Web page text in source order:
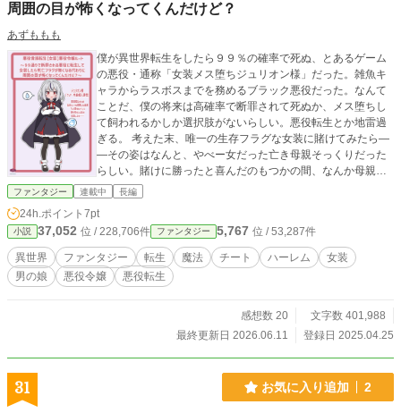
周囲の目が怖くなってくんだけど？
あずももも
僕が異世界転生をしたら９９％の確率で死ぬ、とあるゲーム
の悪役・通称「女装メス堕ちジュリオン様」だった。雑魚キ
ャラからラスボスまでを務めるブラック悪役だった。なんて
ことだ、僕の将来は高確率で断罪されて死ぬか、メス堕ちし
て飼われるかしか選択肢がないらしい。悪役転生とか地雷過
ぎる。 考えた末、唯一の生存フラグな女装に賭けてみたら―
―その姿はなんと、やべー女だった亡き母親そっくりだった
らしい。賭けに勝ったと喜んだのもつかの間、なんか母親を
知る使用人たちの目がやばい。 怖いから屋敷から町へ逃げて
な……？ 仕方ないからジュリオン様のスペックを活かしつ
つ９９の死亡フラグ除去を開始。丹念にフラグを折りながら
ゲーム開始時点までに主人公たちを超える強さになろう。そ
うすれば殺されない……と良いなぁ。 けども……あの。将来
僕を殺してくるはずだった人たち？ なんだか崇拝っぷりが
え？ もう手遅れ？ そう……まぁ死んだりメス堕ちさせ
られたりしないんなら、もういっか……。 ◆悪役貴族転生×
グを反転させていく絶世の女装美女（確定済み未来）のおは
ファンタジー 連載中 長編
24h.ポイント 7pt
小説 37,052 位 / 228,706件 ファンタジー 5,767 位 / 53,287件
異世界 ファンタジー 転生 魔法 チート ハーレム
女装
男の娘
悪役令嬢 悪役転生
感想数 20
文字数 401,988
最終更新日 2026.06.11
登録日 2025.04.25
31 お気に入り追加 2